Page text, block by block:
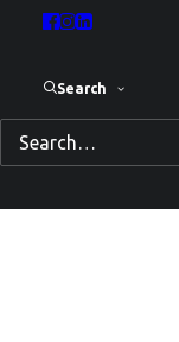
Search